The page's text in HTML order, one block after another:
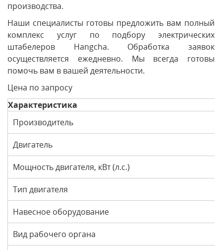
производства.
Наши специалисты готовы предложить вам полный
комплекс услуг по подбору электрических
штабелеров Hangcha. Обработка заявок
осуществляется ежедневно. Мы всегда готовы
помочь вам в вашей деятельности.
Цена по запросу
Характеристика
Производитель
Двигатель
Мощность двигателя, кВт (л.с.)
Тип двигателя
Навесное оборудование
Вид рабочего органа